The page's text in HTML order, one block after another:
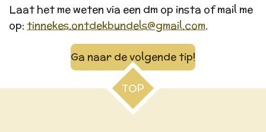
Laat het me weten via een dm op insta of mail me
op: tinnekes.ontdekbundels@gmail.com.
Ga naar de volgende tip!
TOP